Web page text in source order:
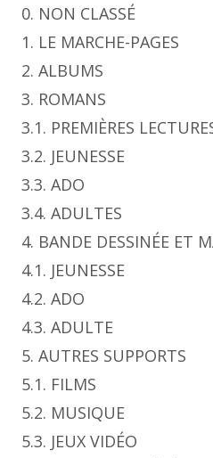
0. NON CLASSÉ
1. LE MARCHE-PAGES
2. ALBUMS
3. ROMANS
3.1. PREMIÈRES
3.2. JEUNESSE
3.3. ADO
3.4. ADULTES
4. BANDE DESSINÉE ET
4.1. JEUNESSE
4.2. ADO
4.3. ADULTE
5. AUTRES SUPPORTS
5.1. FILMS
5.2. MUSIQUE
5.3. JEUX VIDÉO